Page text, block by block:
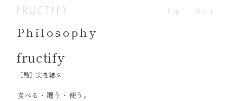
Top About
Philosophy
fructify
［動］実を結ぶ
食べる・纏う・使う。